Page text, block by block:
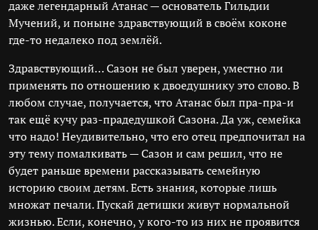
даже легендарный Атанас — основатель Гильдии
Мучений, и поныне здравствующий в своём коконе
где-то недалеко под землёй.
Здравствующий… Сазон не был уверен, уместно ли
применять по отношению к двоедушнику это слово. В
любом случае, получается, что Атанас был пра-пра-и
так ещё кучу раз-прадедушкой Сазона. Да уж, семейка
что надо! Неудивительно, что его отец предпочитал на
эту тему помалкивать — Сазон и сам решил, что не
будет раньше времени рассказывать семейную
историю своим детям. Есть знания, которые лишь
множат печали. Пускай детишки живут нормальной
жизнью. Если, конечно, у кого-то из них не проявится